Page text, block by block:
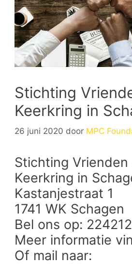
Stichting
Keerkring in
26 juni 2020 door MPC
Stichting Vrienden
Keerkring in
Kastanjestraat 1
1741 WK Schagen
Bel ons op:
Meer informatie
Of mail naar: